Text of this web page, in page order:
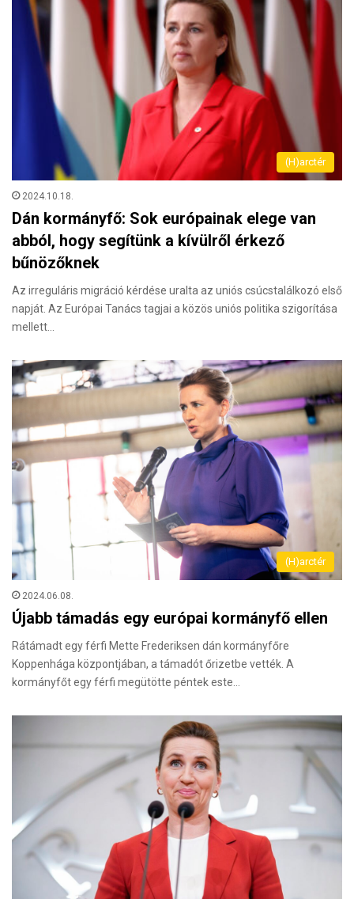
(H)arctér
2024.10.18.
Dán kormányfő: Sok európainak elege van
abból, hogy segítünk a kívülről érkező
bűnözőknek
Az irreguláris migráció kérdése uralta az uniós csúcstalálkozó első
napját. Az Európai Tanács tagjai a közös uniós politika szigorí­tása
mellett…
(H)arctér
2024.06.08.
Újabb támadás egy európai kormányfő ellen
Rátámadt egy férfi Mette Frederiksen dán kormányfőre
Koppenhága központjában, a támadót őrizetbe vették. A
kormányfőt egy férfi megütötte péntek este…